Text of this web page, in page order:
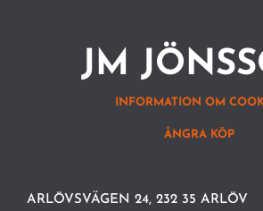
JM
INFORMATION OM
ÅNGRA KÖP
ARLÖVSVÄGEN 24, 232 35 ARLÖV